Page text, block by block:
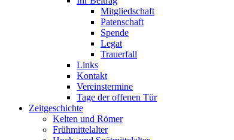
Mitgliedschaft
Patenschaft
Spende
Legat
Trauerfall
Links
Kontakt
Vereinstermine
Tage der offenen Tür
Zeitgeschichte
Kelten und Römer
Frühmittelalter